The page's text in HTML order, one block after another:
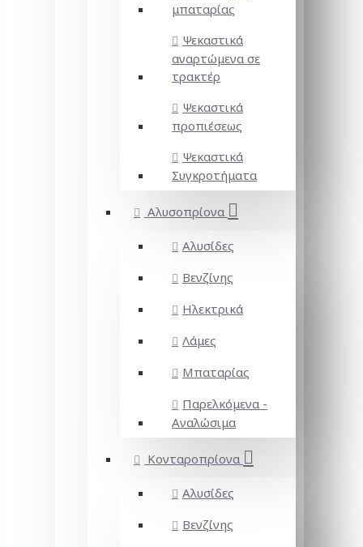
μπαταρίας
Ψεκαστικά
αναρτώμενα σε
τρακτέρ
Ψεκαστικά
προπιέσεως
Ψεκαστικά
Συγκροτήματα
Αλυσοπρίονα
Αλυσίδες
Βενζίνης
Ηλεκτρικά
Λάμες
Μπαταρίας
Παρελκόμενα -
Αναλώσιμα
Κονταροπρίονα
Αλυσίδες
Βενζίνης